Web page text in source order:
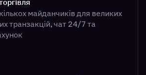
кількох майданчиків для великих
транзакцій, чат 24/7 та